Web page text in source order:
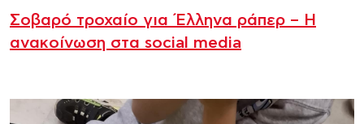
Σοβαρό τροχαίο για Έλληνα ράπερ – Η
ανακοίνωση στα social media